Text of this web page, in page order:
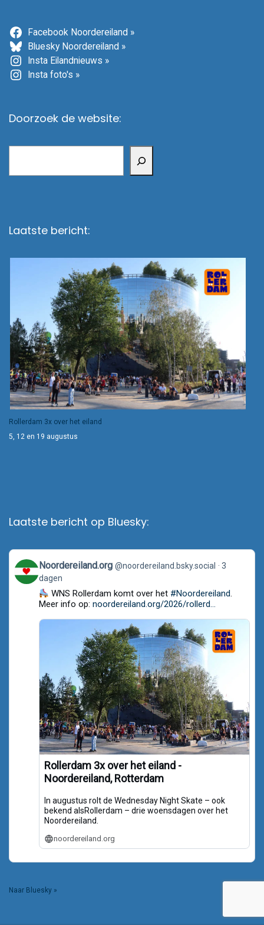
Facebook Noordereiland »
Bluesky Noordereiland »
Insta Eilandnieuws »
Insta foto's »
Doorzoek de website:
Laatste bericht:
Rollerdam 3x over het eiland
5, 12 en 19 augustus
Laatste bericht op Bluesky:
View
post
by
Noordereiland.org
Bluesky
Noordereiland.org @noordereiland.bsky.social
3
dagen
WNS Rollerdam komt over het #Noordereiland.
Meer info op: noordereiland.org/2026/rollerd...
Rollerdam 3x over het eiland -
Noordereiland, Rotterdam
In augustus rolt de Wednesday Night Skate – ook
bekend alsRollerdam – drie woensdagen over het
Noordereiland.
noordereiland.org
Naar Bluesky »